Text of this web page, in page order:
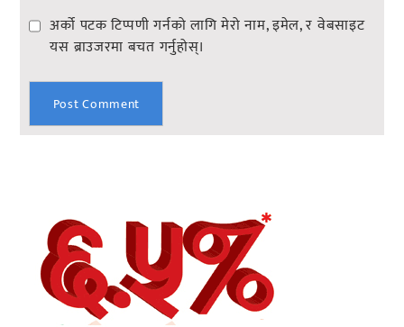
अर्को पटक टिप्पणी गर्नको लागि मेरो नाम, इमेल, र वेबसाइट
यस ब्राउजरमा बचत गर्नुहोस्।